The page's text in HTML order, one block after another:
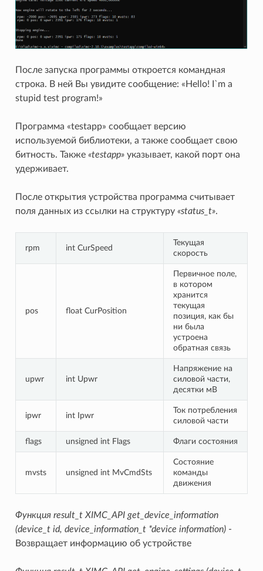
После запуска программы откроется командная
строка. В ней Вы увидите сообщение: «Hello! I`m a
stupid test program!»
Программа «testapp» сообщает версию
используемой библиотеки, а также сообщает свою
битность. Также «testapp»указывает, какой порт она
удерживает.
После открытия устройства программа считывает
поля данных из ссылки на структуру «status_t».
rpm int CurSpeed
Текущая
скорость
pos float CurPosition
Первичное поле,
в котором
хранится
текущая
позиция, как бы
ни была
устроена
обратная связь
upwr int Upwr
Напряжение на
силовой части,
десятки мВ
ipwr int Ipwr
Ток потребления
силовой части
flags unsigned int Flags Флаги состояния
mvsts unsigned int MvCmdSts
Состояние
команды
движения
Функция result_t XIMC_API get_device_information
(device_t id, device_information_t *device information)-
Возвращает информацию об устройстве